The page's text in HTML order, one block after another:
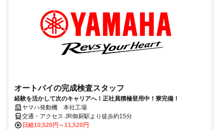
オートバイの完成検査スタッフ
経験を活かして次のキャリアへ！正社員積極登用中！寮完備！
ヤマハ発動機 本社工場
交通・アクセス JR御厨駅より徒歩約15分
日給10,520円～11,520円